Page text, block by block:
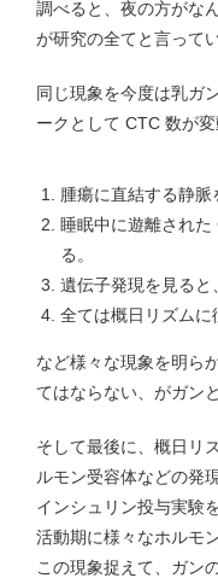
調べると、夜の方がな
が研究の全てと言ってい
同じ現象を今度は乳ガ
ークとして CTC 数が
腫瘍に直結する静
睡眠中に遊離され
る。
遺伝子発現を見る
全ては概日リズム
など様々な現象を明ら
てはならない、がガン
そして最後に、概日リ
ルモン受容体などの発
インシュリン投与実験
活動期に様々なホルモ
この現象捉えて、ガン